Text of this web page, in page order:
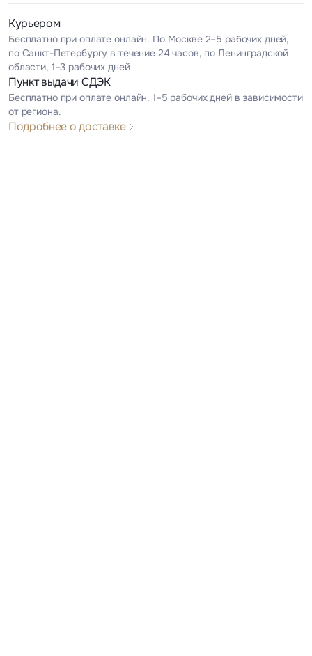
Курьером
Бесплатно при оплате онлайн. По Москве 2–5 рабочих дней,
по Санкт-Петербургу в течение 24 часов, по Ленинградской
области, 1–3 рабочих дней
Пункт выдачи СДЭК
Бесплатно при оплате онлайн. 1–5 рабочих дней в зависимости
от региона.
Подробнее о доставке